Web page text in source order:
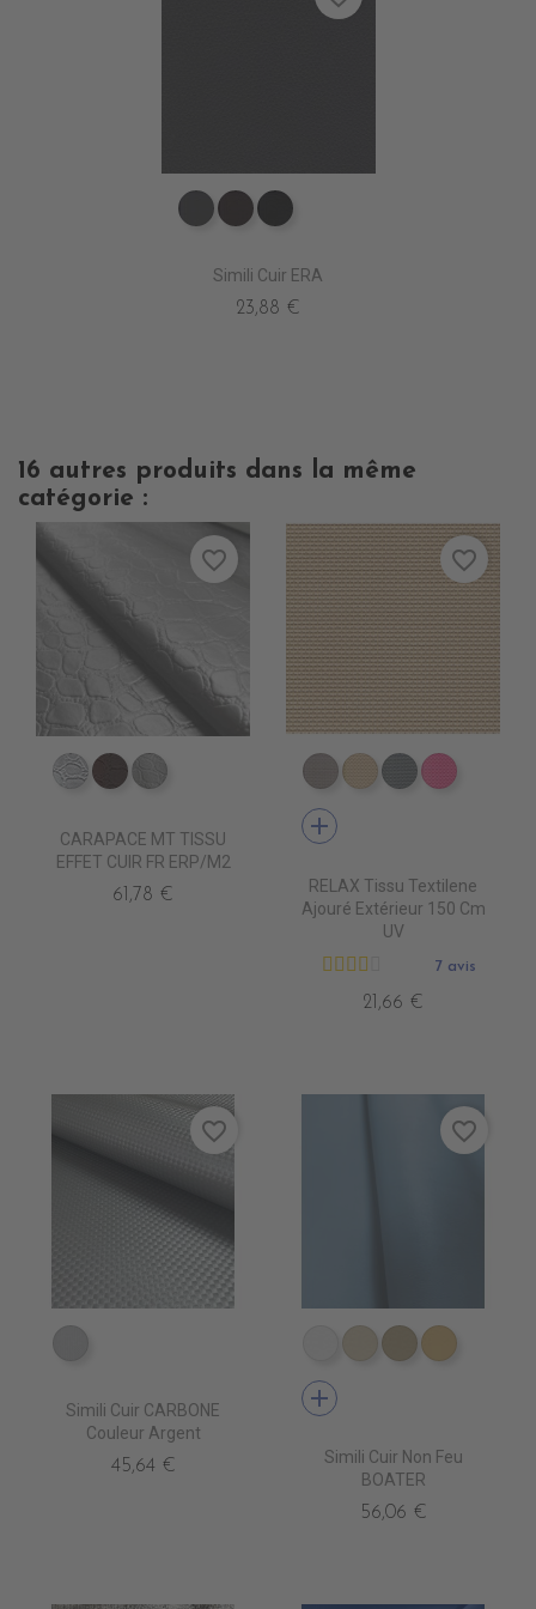
EV4010 ANTHRACITE
EV4020 MARRON
EV4000 NOIR
Simili Cuir ERA
23,88 €
16 autres produits dans la même
catégorie :
ED0030 Argent
ED0011 Chocolat
ED0000 Blanc
CARAPACE MT TISSU
EFFET CUIR FR ERP/M2
61,78 €
favorite_border
DB0104 TAUPE
DB0113 BEIGE
DB0114 GRIS
DB0112
add
RELAX Tissu Textilene
Ajouré Extérieur 150 Cm
UV
7 avis
21,66 €
favorite_border
Simili Cuir CARBONE
Couleur Argent
45,64 €
favorite_border
EN3500 BLANC
EN3510 IVOIRE
EN3520EN3530
add
Simili Cuir Non Feu
BOATER
56,06 €
favorite_border